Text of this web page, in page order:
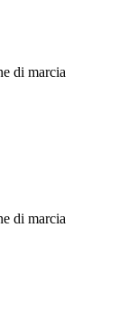
di marcia
di marcia